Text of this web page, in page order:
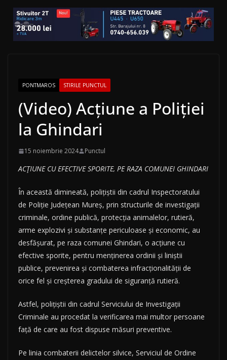
PONTMAROS STIRILE PUNCTUL
(Video) Acțiune a Poliției
la Ghindari
15 noiembrie 2024 Punctul
ACȚIUNE CU EFECTIVE SPORITE, PE RAZA COMUNEI GHINDARI
În această dimineată, polițiștii din cadrul Inspectoratului
de Poliție Județean Mureș, prin structurile de investigații
criminale, ordine publică, protecția animalelor, rutieră,
arme explozivi și substanțe periculoase și economic, au
desfășurat, pe raza comunei Ghindari, o acțiune cu
efective sporite, pentru menținerea ordinii și liniștii
publice, prevenirea și combaterea infracționalității de
orice fel și creșterea gradului de siguranță rutieră.
Astfel, polițiștii din cadrul Serviciului de Investigații
Criminale au procedat la verificarea mai multor persoane
față de care au fost dispuse măsuri preventive.
Pe linia combaterii delictelor silvice, Serviciul de Ordine